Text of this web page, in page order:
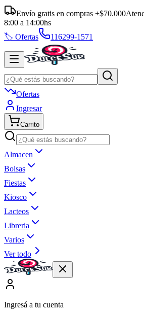
Envío gratis en compras +$70.000
8:00 a 14:00hs
🏷️ Ofertas
116299-1571
Ofertas
Ingresar
Carrito
Almacen
Bolsas
Fiestas
Kiosco
Lacteos
Libreria
Varios
Ver todo
Ingresá a tu cuenta